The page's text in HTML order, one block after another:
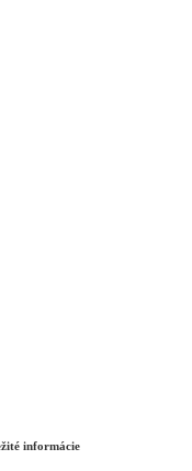
informácie